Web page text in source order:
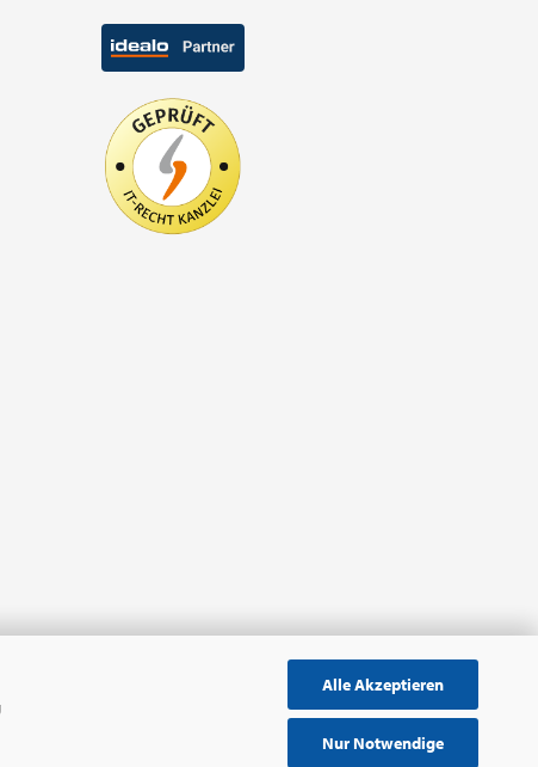
Alle Akzeptieren
Nur Notwendige